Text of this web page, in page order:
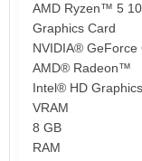
AMD Ryzen™ 5
Graphics Card
NVIDIA®
AMD® Radeon™
Intel® HD
VRAM
8 GB
RAM